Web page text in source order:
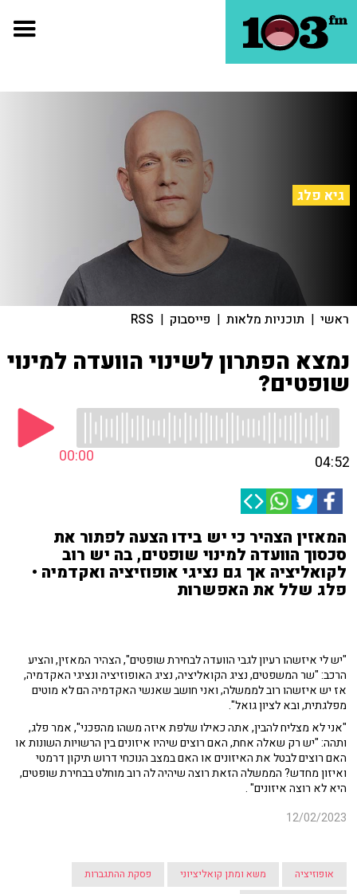
גיא פלג
ראשי | תוכניות מלאות | פייסבוק |
RSS
נמצא הפתרון לשינוי הוועדה למינוי
שופטים?
00:00 04:52
המאזין הצהיר כי יש בידו הצעה לפתור את
סכסוך הוועדה למינוי שופטים, בה יש רוב
לקואליציה אך גם נציגי אופוזיציה ואקדמיה •
פלג שלל את האפשרות
"יש לי איזשהו רעיון לגבי הוועדה לבחירת שופטים", הצהיר המאזין, והציע
הרכב: "שר המשפטים, נציג הקואליציה, נציג האופוזיציה ונציגי האקדמיה,
אז יש איזשהו רוב לממשלה, ואני חושב שאנשי האקדמיה הם לא מוטים
מפלגתית, ובא לציון גואל".
"אני לא מצליח להבין, אתה כאילו שלפת איזה משהו מהפכני", אמר פלג,
ותהה: "יש רק שאלה אחת, האם רוצים שיהיו איזונים בין הרשויות השונות או
האם רוצים לבטל את האיזונים או האם במצב הנוכחי דרוש תיקון דרמטי
ואיזון מחדש? הממשלה הזאת רוצה שיהיה לה רוב מוחלט בבחירת שופטים,
היא לא רוצה איזונים" .
12/02/2023
אופוזיציה משא ומתן קואליציוני
פסקת ההתגברות